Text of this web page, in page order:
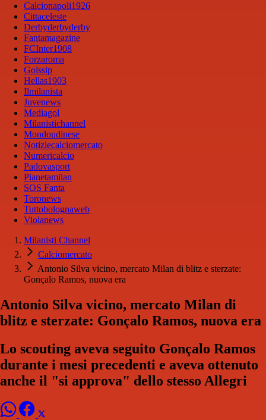
Calcionapoli1926
Cittaceleste
Derbyderbyderby
Fantamagazine
FCInter1908
Forzaroma
Golssip
Hellas1903
Ilmilanista
Juvenews
Mediagol
Milanistichannel
Mondoudinese
Notiziecalciomercato
Numericalcio
Padovasport
Pianetamilan
SOS Fanta
Toronews
Tuttobolognaweb
Violanews
Milanisti Channel
Calciomercato
Antonio Silva vicino, mercato Milan di blitz e sterzate:
Gonçalo Ramos, nuova era
Antonio Silva vicino, mercato Milan di
blitz e sterzate: Gonçalo Ramos, nuova era
Lo scouting aveva seguito Gonçalo Ramos
durante i mesi precedenti e aveva ottenuto
anche il "si approva" dello stesso Allegri